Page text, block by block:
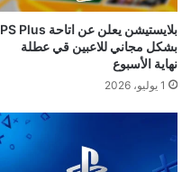
بلايستيشن يعلن عن اتاحة PS Plus
بشكل مجاني للاعبين قي عطلة
نهاية الأسبوع
1 يوليو، 2026